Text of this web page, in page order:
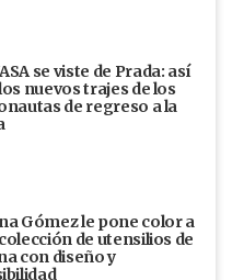
se viste de Prada: así
nuevos trajes de los
de regreso a la
Gómez le pone color a
de utensilios de
con diseño y